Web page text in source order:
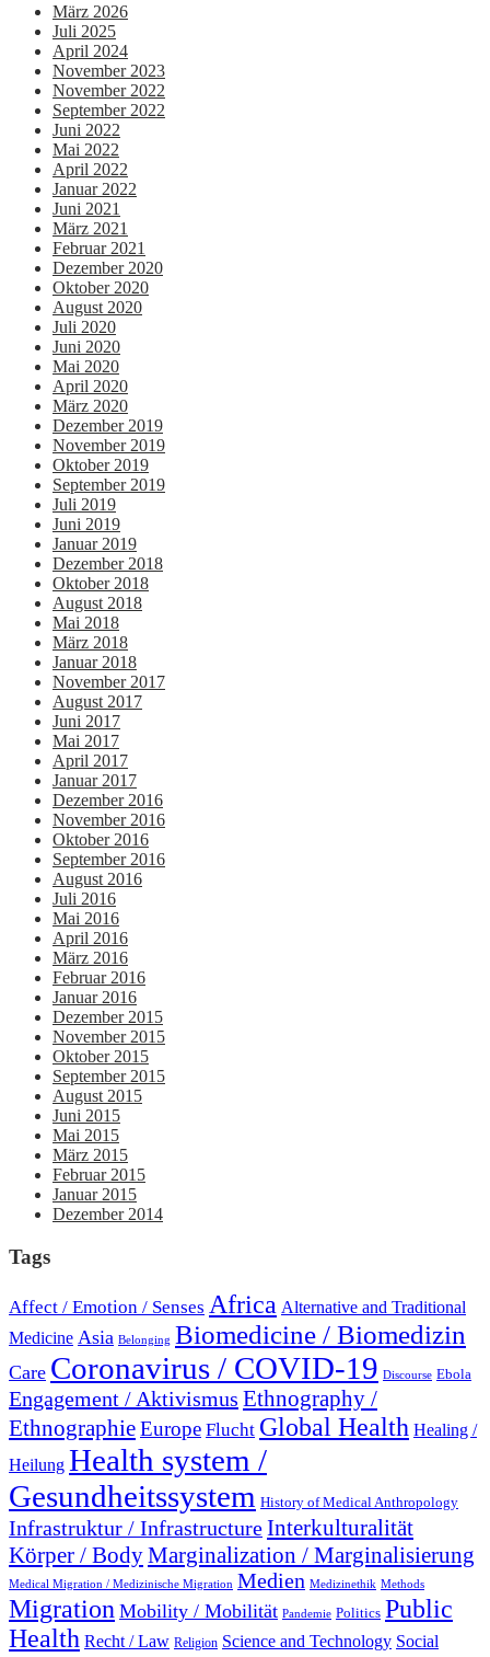
März 2026
Juli 2025
April 2024
November 2023
November 2022
September 2022
Juni 2022
Mai 2022
April 2022
Januar 2022
Juni 2021
März 2021
Februar 2021
Dezember 2020
Oktober 2020
August 2020
Juli 2020
Juni 2020
Mai 2020
April 2020
März 2020
Dezember 2019
November 2019
Oktober 2019
September 2019
Juli 2019
Juni 2019
Januar 2019
Dezember 2018
Oktober 2018
August 2018
Mai 2018
März 2018
Januar 2018
November 2017
August 2017
Juni 2017
Mai 2017
April 2017
Januar 2017
Dezember 2016
November 2016
Oktober 2016
September 2016
August 2016
Juli 2016
Mai 2016
April 2016
März 2016
Februar 2016
Januar 2016
Dezember 2015
November 2015
Oktober 2015
September 2015
August 2015
Juni 2015
Mai 2015
März 2015
Februar 2015
Januar 2015
Dezember 2014
Tags
Affect / Emotion / Senses Africa Alternative and Traditional
Medicine Asia Belonging Biomedicine / Biomedizin
Care Coronavirus / COVID-19 Discourse Ebola
Engagement / Aktivismus Ethnography /
EthnographieEurope Flucht Global Health Healing /
Heilung Health system /
Gesundheitssystem History of Medical Anthropology
Infrastruktur / InfrastructureInterkulturalität
Körper / BodyMarginalization / Marginalisierung
Medical Migration / Medizinische Migration Medien Medizinethik Methods
Migration Mobility / Mobilität Pandemie Politics Public
Health Recht / Law Religion Science and Technology Social